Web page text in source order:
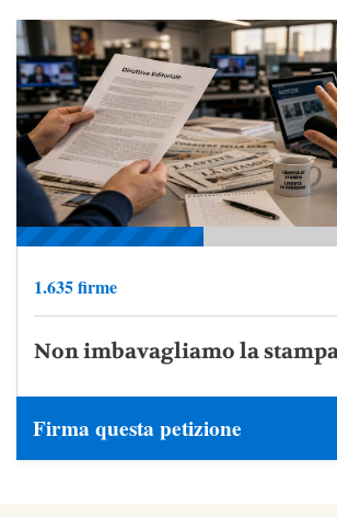
1.635 firme
Non imbavagliamo la
Firma questa petizione